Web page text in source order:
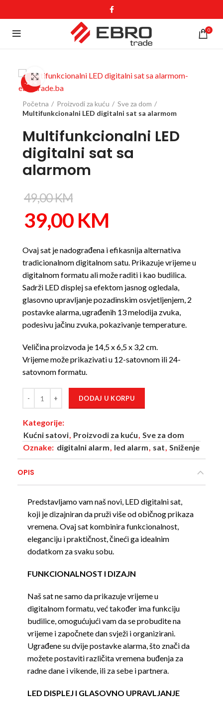
0
-20%
Click to enlarge
Početna Proizvodi za kuću
Sve za dom
Multifunkcionalni LED digitalni sat sa alarmom
Multifunkcionalni LED
digitalni sat sa
alarmom
49,00KM
39,00 KM
Ovaj sat je nadograđena i efikasnija alternativa
tradicionalnom digitalnom satu. Prikazuje vrijeme u
digitalnom formatu ali može raditi i kao budilica.
Sadrži LED displej sa efektom jasnog ogledala,
glasovno upravljanje pozadinskim osvjetljenjem, 2
postavke alarma, ugrađenih 13 melodija zvuka,
podesivu jačinu zvuka, pokazivanje temperature.
Veličina proizvoda je 14,5 x 6,5 x 3,2 cm.
Vrijeme može prikazivati u 12-satovnom ili 24-
satovnom formatu.
DODAJ U KORPU
Kategorije:
Kućni satovi, Proizvodi za kuću, Sve za dom
Oznake: digitalni alarm, led alarm, sat, Sniženje
OPIS
Predstavljamo vam naš novi, LED digitalni sat,
koji je dizajniran da pruži više od običnog prikaza
vremena. Ovaj sat kombinira funkcionalnost,
eleganciju i praktičnost, čineći ga idealnim
dodatkom za svaku sobu.
FUNKCIONALNOST I DIZAJN
Naš sat ne samo da prikazuje vrijeme u
digitalnom formatu, već također ima funkciju
budilice, omogućujući vam da se probudite na
vrijeme i započnete dan svježi i organizirani.
Ugrađene su dvije postavke alarma, što znači da
možete postaviti različita vremena buđenja za
radne dane i vikende, ili za sebe i partnera.
LED DISPLEJ I GLASOVNO UPRAVLJANJE